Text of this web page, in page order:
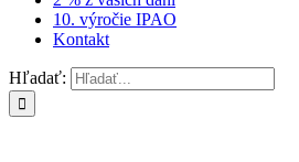
10. výročie IPAO
Kontakt
Hľadať: